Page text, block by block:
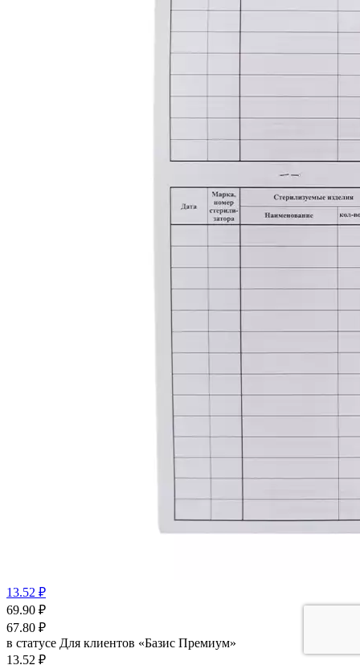
13.52 ₽
69.90 ₽
67.80 ₽
в статусе Для клиентов «Базис Премиум»
13.52 ₽